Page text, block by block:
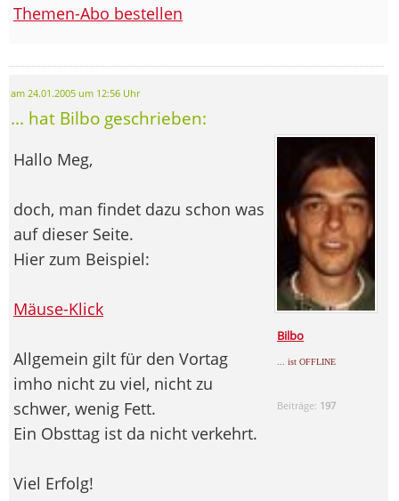
Themen-Abo bestellen
am 24.01.2005 um 12:56 Uhr
... hat Bilbo geschrieben:
Bilbo
... ist OFFLINE
Beiträge: 197
Hallo Meg,
doch, man findet dazu schon was
auf dieser Seite.
Hier zum Beispiel:
Mäuse-Klick
Allgemein gilt für den Vortag
imho nicht zu viel, nicht zu
schwer, wenig Fett.
Ein Obsttag ist da nicht verkehrt.
Viel Erfolg!